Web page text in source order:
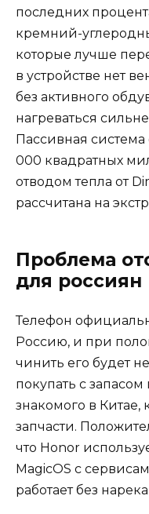
последних
кремний-
которые лучше
в устройстве нет
без активного
нагреваться
Пассивная
000 квадратных
отводом тепла от
рассчитана на
Проблема
для россиян
Телефон
Россию, и при
чинить его будет
покупать с
знакомого в Китае,
запчасти.
что Honor
MagicOS с
работает без